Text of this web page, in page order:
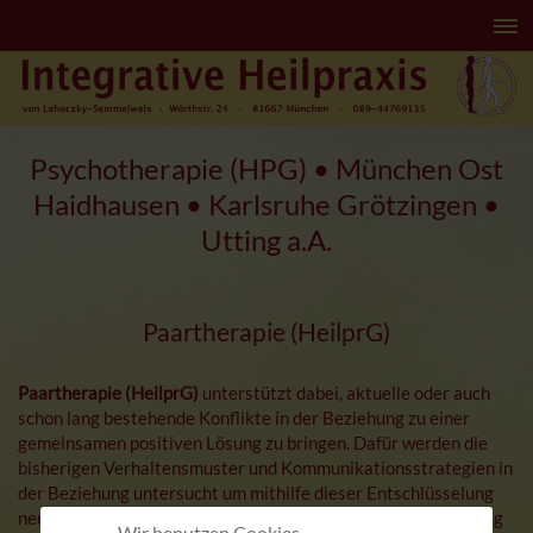
Psychotherapie (HPG) • München Ost
Haidhausen • Karlsruhe Grötzingen •
Utting a.A.
Paartherapie (HeilprG)
Paartherapie (HeilprG) unterstützt dabei, aktuelle oder auch
schon lang bestehende Konflikte in der Beziehung zu einer
gemeinsamen positiven Lösung zu bringen. Dafür werden die
bisherigen Verhaltensmuster und Kommunikationsstrategien in
der Beziehung untersucht um mithilfe dieser Entschlüsselung
neue Möglichkeiten und Wege zu finden, welche die Beziehung
≡